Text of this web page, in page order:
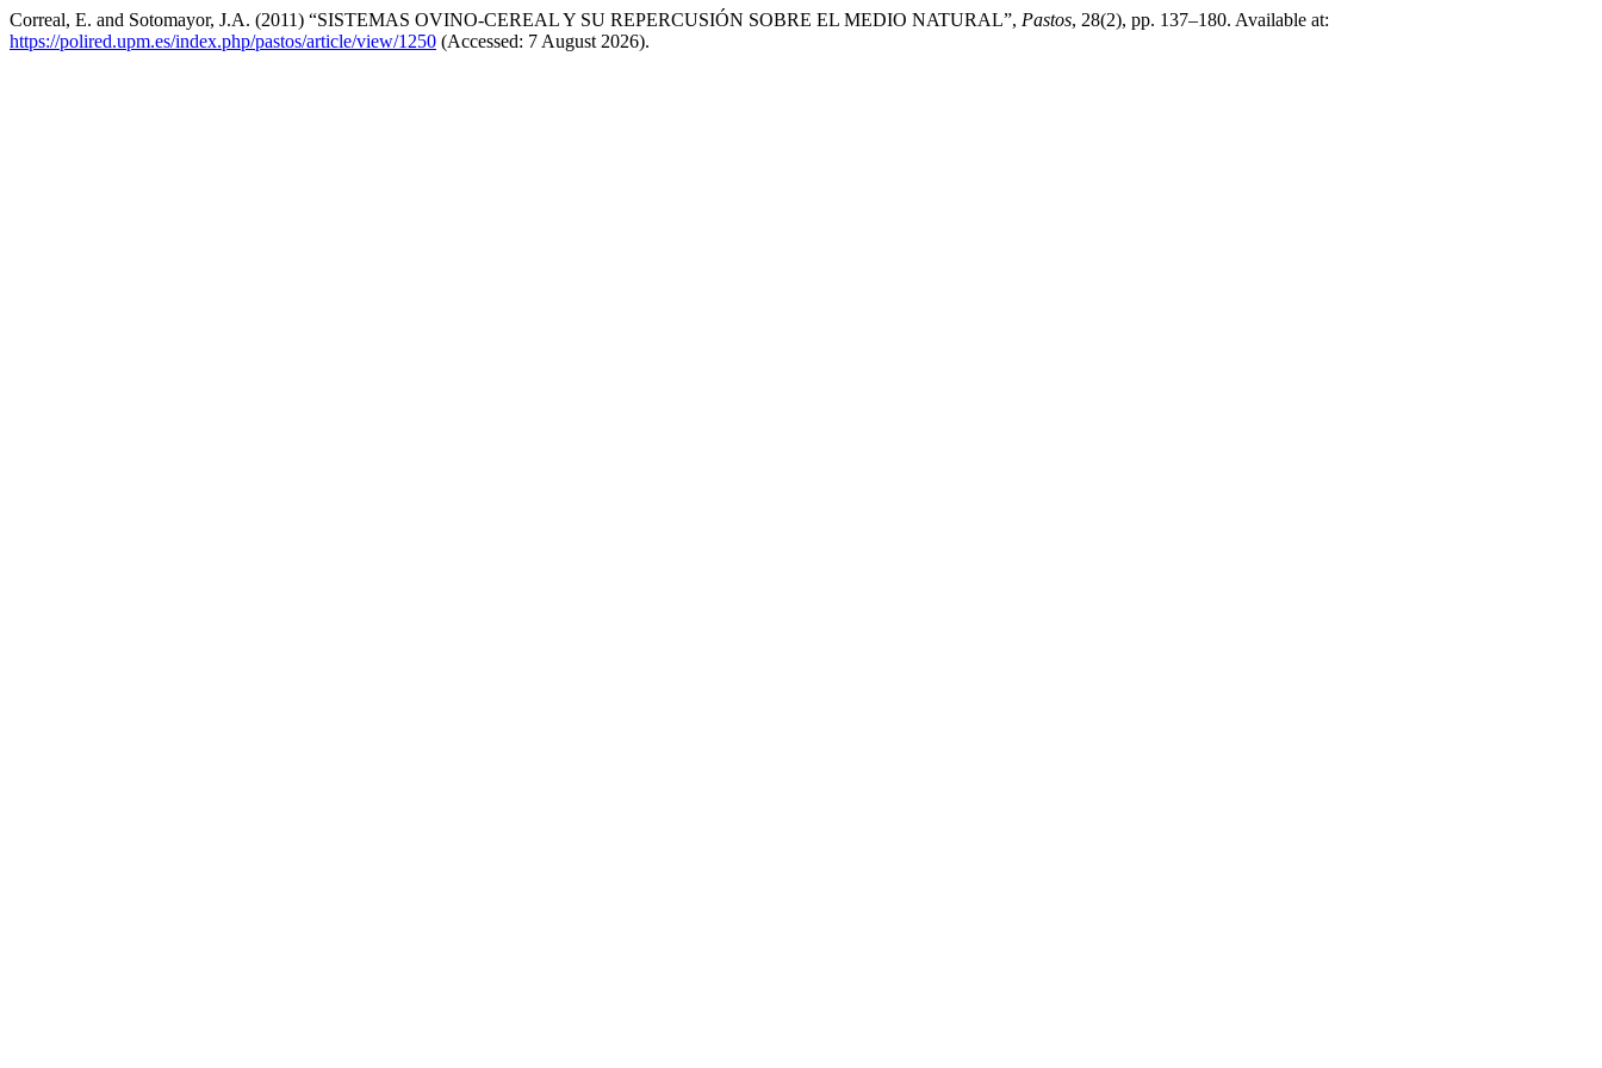
Correal, E. and Sotomayor, J.A. (2011) “SISTEMAS OVINO-CEREAL Y SU REPERCUSIÓN SOBRE EL MEDIO NATURAL”, Pastos, 28(2), pp. 137–180. Available at:
https://polired.upm.es/index.php/pastos/article/view/1250 (Accessed: 7 August 2026).